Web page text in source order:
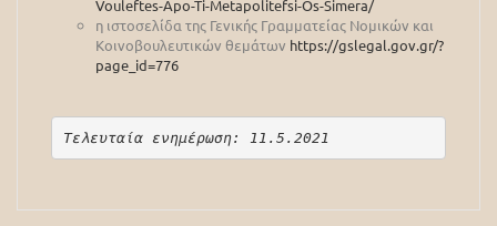
Vouleftes-Apo-Ti-Metapolitefsi-Os-Simera/
η ιστοσελίδα της Γενικής Γραμματείας Νομικών και
Κοινοβουλευτικών θεμάτων https://gslegal.gov.gr/?
page_id=776
Τελευταία ενημέρωση: 11.5.2021